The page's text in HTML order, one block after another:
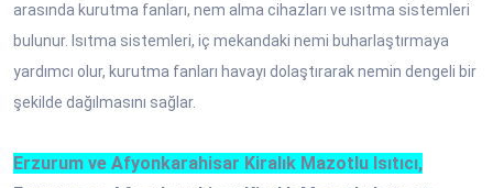
arasında kurutma fanları, nem alma cihazları ve ısıtma sistemleri
bulunur. Isıtma sistemleri, iç mekandaki nemi buharlaştırmaya
yardımcı olur, kurutma fanları havayı dolaştırarak nemin dengeli bir
şekilde dağılmasını sağlar.
Erzurum ve Afyonkarahisar Kiralık Mazotlu Isıtıcı,